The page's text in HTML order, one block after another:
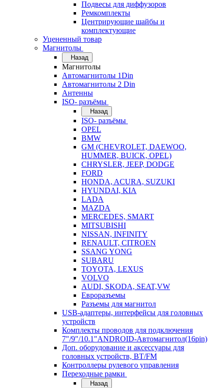
Подвесы для диффузоров
Ремкомплекты
Центрирующие шайбы и
комплектующие
Уцененный товар
Магнитолы
Назад
Магнитолы
Автомагнитолы 1Din
Автомагнитолы 2 Din
Антенны
ISO- разъёмы
Назад
ISO- разъёмы
OPEL
BMW
GM (CHEVROLET, DAEWOO,
HUMMER, BUICK, OPEL)
CHRYSLER, JEEP, DODGE
FORD
HONDA, ACURA, SUZUKI
HYUNDAI, KIA
LADA
MAZDA
MERCEDES, SMART
MITSUBISHI
NISSAN, INFINITY
RENAULT, CITROEN
SSANG YONG
SUBARU
TOYOTA, LEXUS
VOLVO
AUDI, SKODA, SEAT,VW
Евроразъемы
Разъемы для магнитол
USB-адаптеры, интерфейсы для головных
устройств
Комплекты проводов для подключения
7"/9"/10.1"ANDROID-Автомагнитол(16pin)
Доп. оборудование и аксессуары для
головных устройств, BT/FM
Контроллеры рулевого управления
Переходные рамки
Назад